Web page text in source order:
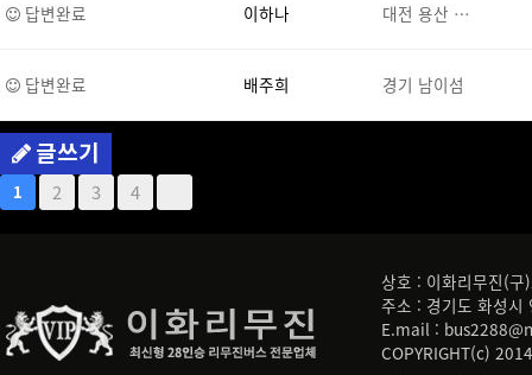
답변완료 이하나 대전 용산 …
답변완료 배주희 경기 남이섬
글쓰기
1 2 3 4
상호 : 이화리무진(
주소 : 경기도 화성
E.mail :
COPYRIGHT(c)